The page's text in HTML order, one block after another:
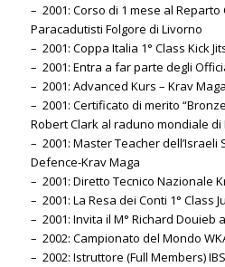
– 2001: Corso di 1 mese al
Paracadutisti Folgore di Livorno
– 2001: Coppa Italia 1° Class Kick
– 2001: Entra a far parte degli
– 2001: Advanced Kurs – Krav
– 2001: Certificato di merito
Robert Clark al raduno mondiale di
– 2001: Master Teacher dell’Israeli
Defence-Krav Maga
– 2001: Diretto Tecnico Nazionale
– 2001: La Resa dei Conti 1° Class
– 2001: Invita il M° Richard Douieb
– 2002: Campionato del Mondo
– 2002: Istruttore (Full Members)